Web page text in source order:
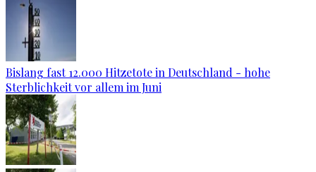
Bislang fast 12.000 Hitzetote in Deutschland - hohe
Sterblichkeit vor allem im Juni